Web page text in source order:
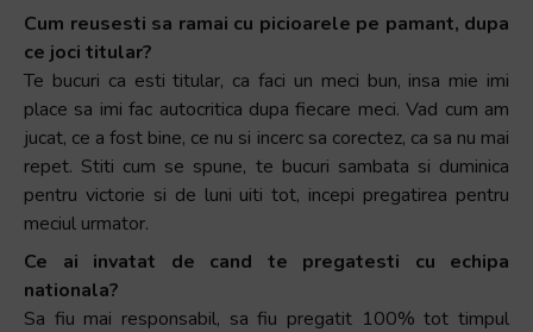
Cum reusesti sa ramai cu picioarele pe pamant, dupa
ce joci titular?
Te bucuri ca esti titular, ca faci un meci bun, insa mie imi
place sa imi fac autocritica dupa fiecare meci. Vad cum am
jucat, ce a fost bine, ce nu si incerc sa corectez, ca sa nu mai
repet. Stiti cum se spune, te bucuri sambata si duminica
pentru victorie si de luni uiti tot, incepi pregatirea pentru
meciul urmator.
Ce ai invatat de cand te pregatesti cu echipa
nationala?
Sa fiu mai responsabil, sa fiu pregatit 100% tot timpul